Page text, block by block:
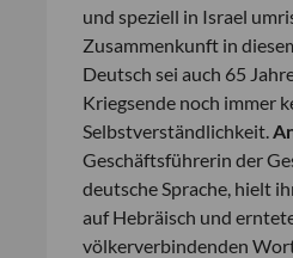
und speziell in Israel
Zusammenkunft in
Deutsch sei auch 65
Kriegsende noch immer
Selbstverständlichkeit.
Geschäftsführerin der
deutsche Sprache, hielt
auf Hebräisch und
völkerverbindenden